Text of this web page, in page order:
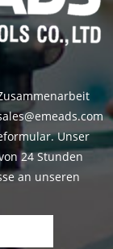
Unser
24 Stunden
an unseren